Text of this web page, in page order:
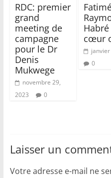
RDC: premier
grand
meeting de
campagne
pour le Dr
Denis
Mukwege
novembre 29,
2023
0
Habré
cœur
0
Laisser un
Votre adresse e-mail ne